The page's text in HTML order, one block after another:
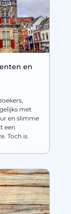
en
met
en slimme
een
Toch is